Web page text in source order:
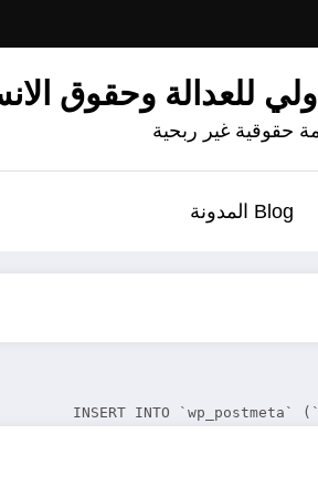
للعدالة وحقوق
حقوقية غير ربحية
Blog المدونة
INSERT INTO